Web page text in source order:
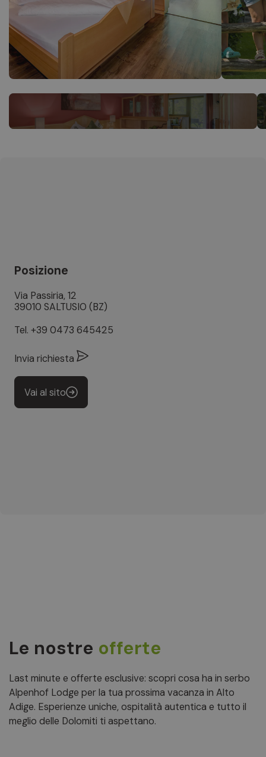
Posizione
Via Passiria, 12
39010 SALTUSIO (BZ)
Tel. +39 0473 645425
Invia richiesta
Vai al sito
Le nostre offerte
Last minute e offerte esclusive: scopri cosa ha in serbo
Alpenhof Lodge per la tua prossima vacanza in Alto
Adige. Esperienze uniche, ospitalità autentica e tutto il
meglio delle Dolomiti ti aspettano.